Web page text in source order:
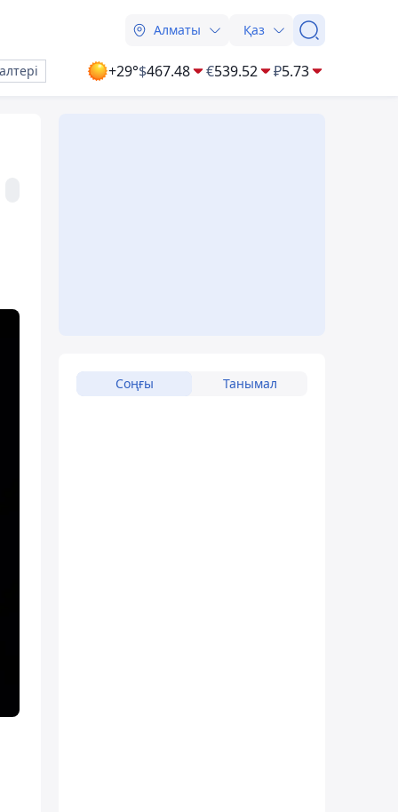
Алматы Қаз
+29°$467.48 €539.52 ₽5.73
Соңғы Танымал